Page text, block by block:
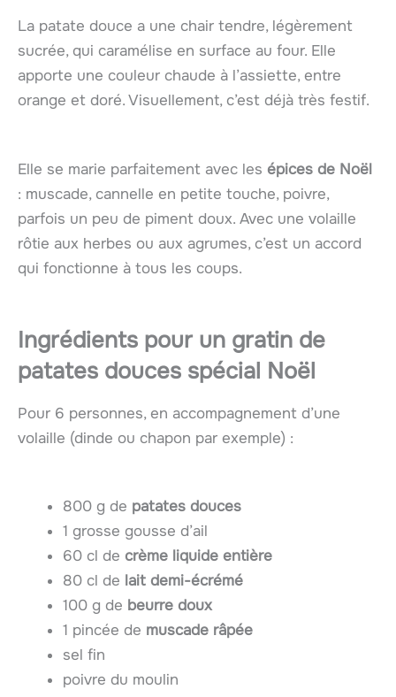
La patate douce a une chair tendre, légèrement
sucrée, qui caramélise en surface au four. Elle
apporte une couleur chaude à l’assiette, entre
orange et doré. Visuellement, c’est déjà très festif.
Elle se marie parfaitement avec les épices de Noël
: muscade, cannelle en petite touche, poivre,
parfois un peu de piment doux. Avec une volaille
rôtie aux herbes ou aux agrumes, c’est un accord
qui fonctionne à tous les coups.
Ingrédients pour un gratin de
patates douces spécial Noël
Pour 6 personnes, en accompagnement d’une
volaille (dinde ou chapon par exemple) :
800 g de patates douces
1 grosse gousse d’ail
60 cl de crème liquide entière
80 cl de lait demi-écrémé
100 g de beurre doux
1 pincée de muscade râpée
sel fin
poivre du moulin